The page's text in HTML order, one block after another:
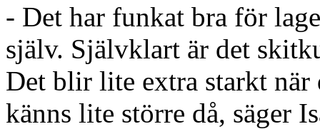
- Det har funkat bra för
själv. Självklart är det
Det blir lite extra starkt när
känns lite större då, säger